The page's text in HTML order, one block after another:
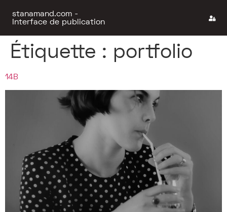
stanamand.com -
Interface de publication
Étiquette : portfolio
14B